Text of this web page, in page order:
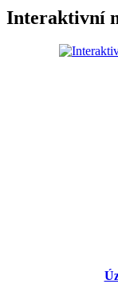
Interaktivní